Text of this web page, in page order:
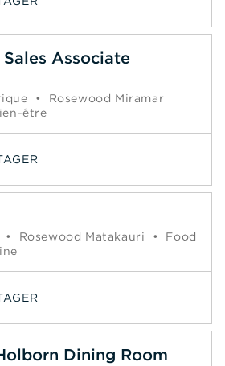
Associate
•
Rosewood Miramar
être
• Rosewood Matakauri •
Food
Dining Room